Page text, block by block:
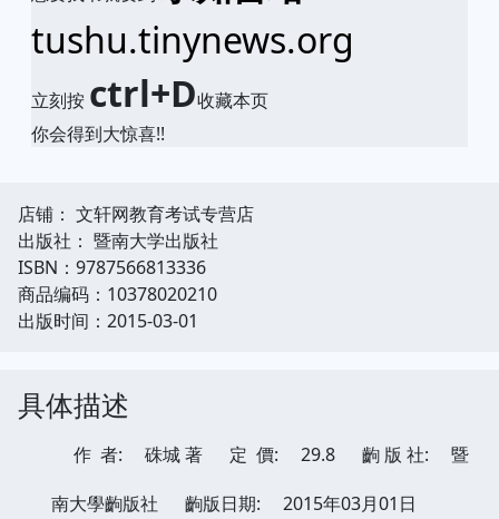
tushu.tinynews.org
立刻按 ctrl+D收藏本页
你会得到大惊喜!!
店铺： 文轩网教育考试专营店
出版社： 暨南大学出版社
ISBN：9787566813336
商品编码：10378020210
出版时间：2015-03-01
具体描述
作 者: 硃城 著 定 價: 29.8 齣 版 社:
暨
南大學齣版社
齣版日期:
2015年03月01日